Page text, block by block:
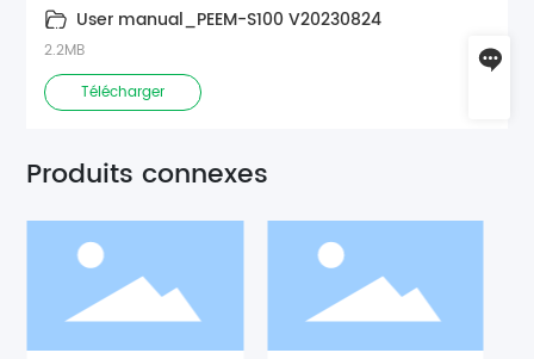
User manual_PEEM-S100 V20230824
2.2MB
Télécharger
Produits connexes